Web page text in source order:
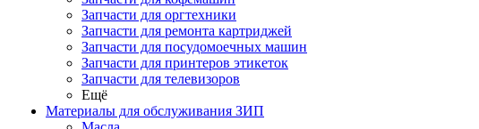
Запчасти для оргтехники
Запчасти для ремонта картриджей
Запчасти для посудомоечных машин
Запчасти для принтеров этикеток
Запчасти для телевизоров
Ещё
Материалы для обслуживания ЗИП